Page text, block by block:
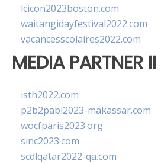
lcicon2023boston.com
waitangidayfestival2022.com
vacancesscolaires2022.com
MEDIA PARTNER II
isth2022.com
p2b2pabi2023-makassar.com
wocfparis2023.org
sinc2023.com
scdlqatar2022-qa.com